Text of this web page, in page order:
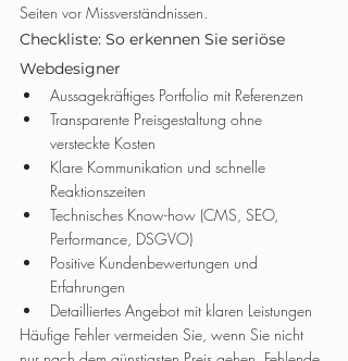
Seiten vor Missverständnissen.
Checkliste: So erkennen Sie seriöse
Webdesigner
Aussagekräftiges Portfolio mit Referenzen
Transparente Preisgestaltung ohne
versteckte Kosten
Klare Kommunikation und schnelle
Reaktionszeiten
Technisches Know-how (CMS, SEO,
Performance, DSGVO)
Positive Kundenbewertungen und
Erfahrungen
Detailliertes Angebot mit klaren Leistungen
Häufige Fehler vermeiden Sie, wenn Sie nicht